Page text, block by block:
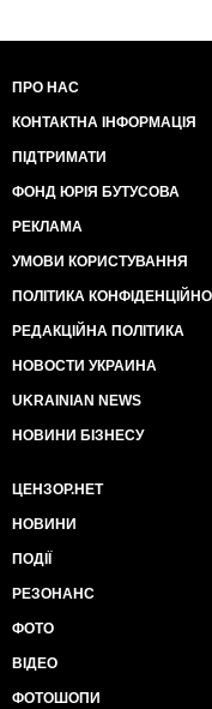
ПРО НАС
КОНТАКТНА ІНФОРМАЦІЯ
ПІДТРИМАТИ
ФОНД ЮРІЯ БУТУСОВА
РЕКЛАМА
УМОВИ КОРИСТУВАННЯ
ПОЛІТИКА
РЕДАКЦІЙНА ПОЛІТИКА
НОВОСТИ УКРАИНА
UKRAINIAN NEWS
НОВИНИ БІЗНЕСУ
ЦЕНЗОР.НЕТ
НОВИНИ
ПОДІЇ
РЕЗОНАНС
ФОТО
ВІДЕО
ФОТОШОПИ